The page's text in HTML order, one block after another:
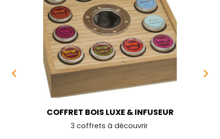

COFFRET BOIS LUXE & INFUSEUR
3 coffrets à découvrir
